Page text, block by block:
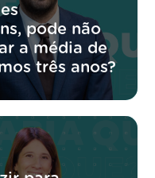
pode não
a média de
três anos?